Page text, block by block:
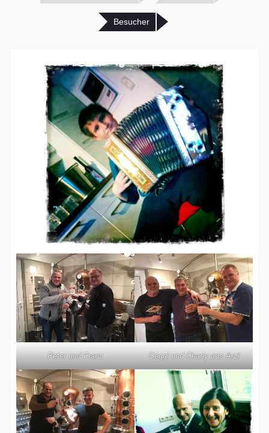
Besucher
Peter und Franz Geggi und Charly aus Arzl